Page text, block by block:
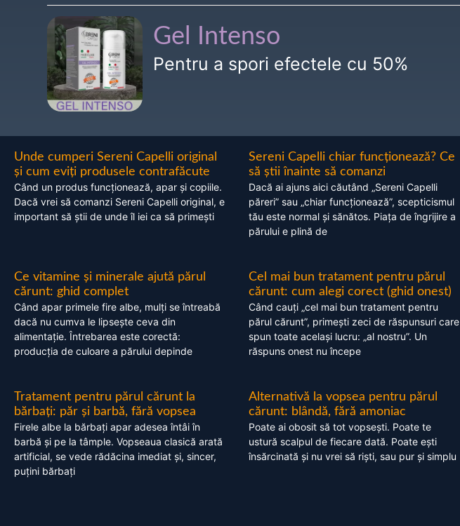
Gel Intenso
Pentru a spori efectele cu 50%
Unde cumperi Sereni Capelli original
și cum eviți produsele contrafăcute
Când un produs funcționează, apar și copiile.
Dacă vrei să comanzi Sereni Capelli original, e
important să știi de unde îl iei ca să primești
Sereni Capelli chiar funcționează? Ce
să știi înainte să comanzi
Dacă ai ajuns aici căutând „Sereni Capelli
păreri” sau „chiar funcționează”, scepticismul
tău este normal și sănătos. Piața de îngrijire a
părului e plină de
Ce vitamine și minerale ajută părul
cărunt: ghid complet
Când apar primele fire albe, mulți se întreabă
dacă nu cumva le lipsește ceva din
alimentație. Întrebarea este corectă:
producția de culoare a părului depinde
Cel mai bun tratament pentru părul
cărunt: cum alegi corect (ghid onest)
Când cauți „cel mai bun tratament pentru
părul cărunt”, primești zeci de răspunsuri care
spun toate același lucru: „al nostru”. Un
răspuns onest nu începe
Tratament pentru părul cărunt la
bărbați: păr și barbă, fără vopsea
Firele albe la bărbați apar adesea întâi în
barbă și pe la tâmple. Vopseaua clasică arată
artificial, se vede rădăcina imediat și, sincer,
puțini bărbați
Alternativă la vopsea pentru părul
cărunt: blândă, fără amoniac
Poate ai obosit să tot vopsești. Poate te
ustură scalpul de fiecare dată. Poate ești
însărcinată și nu vrei să riști, sau pur și simplu